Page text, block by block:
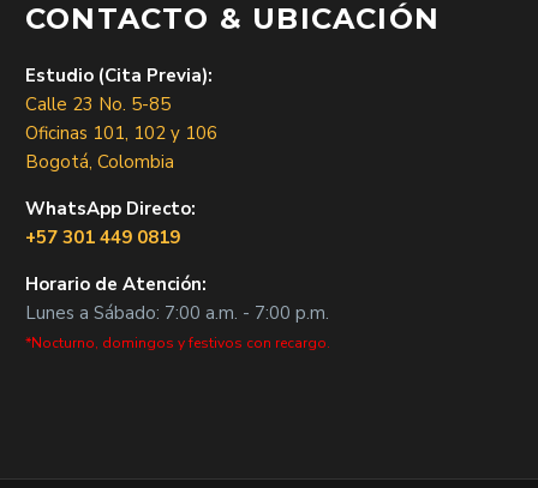
CONTACTO & UBICACIÓN
Estudio (Cita Previa):
Calle 23 No. 5-85
Oficinas 101, 102 y 106
Bogotá, Colombia
WhatsApp Directo:
+57 301 449 0819
Horario de Atención:
Lunes a Sábado: 7:00 a.m. - 7:00 p.m.
*Nocturno, domingos y festivos con recargo.